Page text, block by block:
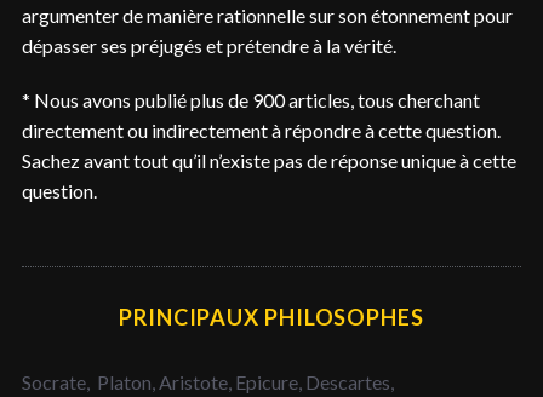
argumenter de manière rationnelle sur son étonnement pour
dépasser ses préjugés et prétendre à la vérité.
* Nous avons publié plus de 900 articles, tous cherchant
directement ou indirectement à répondre à cette question.
Sachez avant tout qu’il n’existe pas de réponse unique à cette
question.
PRINCIPAUX PHILOSOPHES
Socrate, Platon,Aristote, Epicure, Descartes,